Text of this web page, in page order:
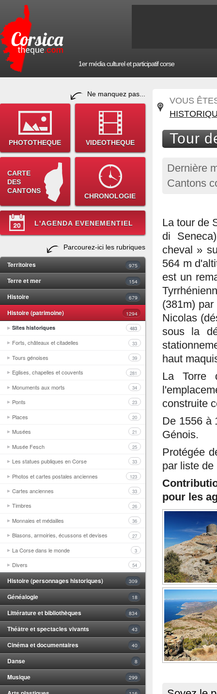
1er média culturel et participatif corse
Ne manquez pas...
PHOTOTHEQUE VIDEOTHEQUE
CARTE
DES
CANTONS
CHRONOLOGIE
L'AGENDA EVENEMENTIEL
Parcourez-ici les rubriques
Territoires 975
Terre et mer 154
Histoire 679
Histoire (patrimoine)
1294
Sites historiques
483
Forts, châteaux et citadelles 33
Tours génoises 39
Eglises, chapelles et couvents 281
Monuments aux morts 34
Ponts 23
Places 20
Musées 21
Musée Fesch 25
Les statues publiques en Corse 33
Photos et cartes postales anciennes 123
Cartes anciennes 33
Timbres 26
Monnaies et médailles 36
Blasons, armoiries, écussons et devises 27
La Corse dans le monde 3
Divers 54
Histoire (personnages historiques) 309
Généalogie 18
Littérature et bibliothèques 834
Théâtre et spectacles vivants 43
Cinéma et documentaires 40
Danse 8
Musique 299
VOUS
Tour
Dernière
Cantons
La tour de
di
cheval »
564 m
est un
(381m)
Nicolas
sous la
haut
La Torre
construite
De 1556 à
Génois.
Protégée
par liste de
pour les